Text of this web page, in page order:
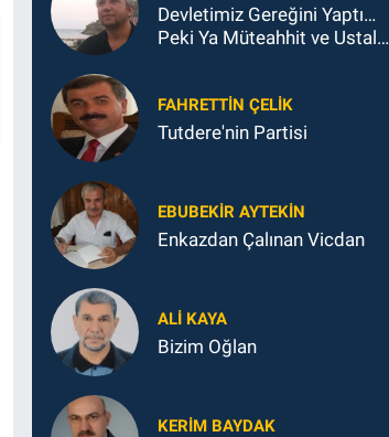
Devletimiz Gereğini Yaptı…
Peki Ya Müteahhit ve Ustalar
FAHRETTIN ÇELİK
Tutdere'nin Partisi
EBUBEKIR AYTEKIN
Enkazdan Çalınan Vicdan
ALI KAYA
Bizim Oğlan
KERIM BAYDAK